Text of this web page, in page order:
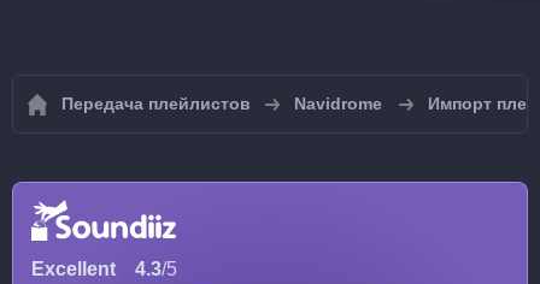
Передача плейлистов Navidrome Импорт
Excellent 4.3/5